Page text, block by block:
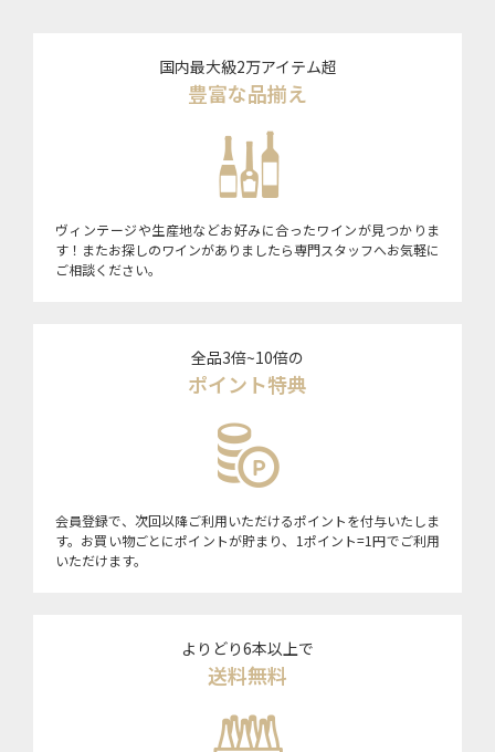
国内最大級2万アイテム超
豊富な品揃え
ヴィンテージや生産地などお好みに合ったワインが見つかりま
す！またお探しのワインがありましたら専門スタッフへお気軽に
ご相談ください。
全品3倍~10倍の
ポイント特典
会員登録で、次回以降ご利用いただけるポイントを付与いたしま
す。お買い物ごとにポイントが貯まり、1ポイント=1円でご利用
いただけます。
よりどり6本以上で
送料無料